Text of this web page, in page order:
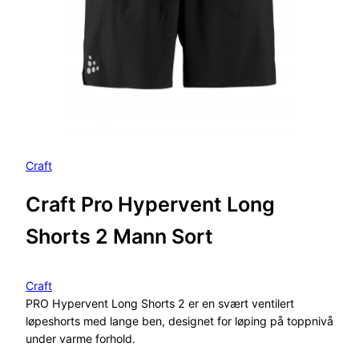
Craft
Craft Pro Hypervent Long
Shorts 2 Mann Sort
Craft
PRO Hypervent Long Shorts 2 er en svært ventilert
løpeshorts med lange ben, designet for løping på toppnivå
under varme forhold.